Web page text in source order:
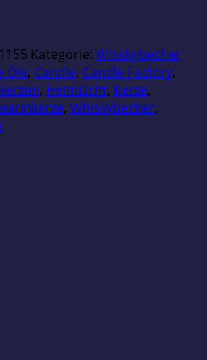
Kategorie: Whiskybecher
Öle, Candle, Candle Factory,
, HeimLicht, Kerze,
, Whiskybecher,